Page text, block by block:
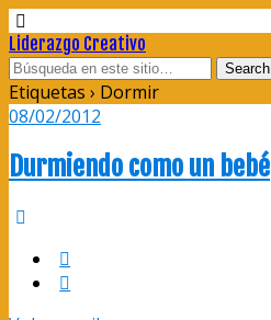
Liderazgo Creativo
Etiquetas › Dormir
08/02/2012
Durmiendo como un bebé